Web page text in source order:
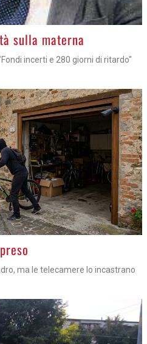
sulla materna
incerti e 280 giorni di ritardo"
ma le telecamere lo incastrano